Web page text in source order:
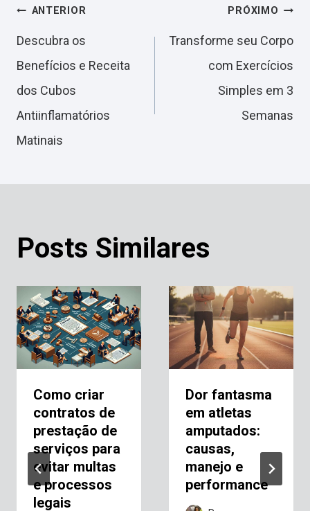
Navegação
de
Post
ANTERIOR
Descubra os
Benefícios e Receita
dos Cubos
Antiinflamatórios
Matinais
PRÓXIMO
Transforme seu Corpo
com Exercícios
Simples em 3
Semanas
Posts Similares
Como criar
contratos de
prestação de
serviços para
evitar multas
e processos
legais
Dor fantasma
em atletas
amputados:
causas,
manejo e
performance